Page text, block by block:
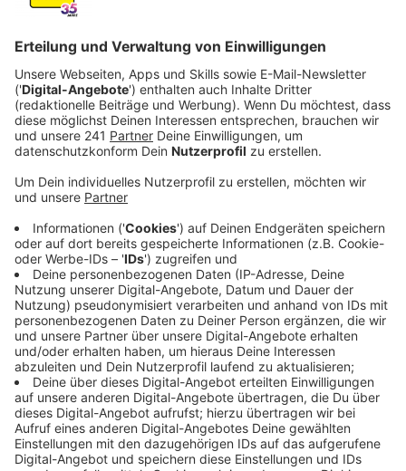
Arbeiten an Dach, Türen und Elektronik
Anzeige
Bei einem großen Bauprojekt in der Neuen Bahnstadt
Opladen geht es auf die Zielgerade. Die neue
Dreifachsporthalle des Landrat-Lucas-Gymnasiums ist
fast fertig. Laut Stadt soll sie nach den Osterferien
nächstes Jahr in Betrieb gehen. Eine Sporthalle für
Schüler und Vereine und Platz für Veranstaltungen mit
bis zu 600 Zuschauern - der Rohbau ist eigentlich
schon seit letztem Jahr fertig – jetzt geht’s an den
Feinschliff: die Arbeiten am Dach, an den Türen und an
Elektronik, Heizung und bei den Sanitäranlagen gehen
in die finale Phase.
Anzeige